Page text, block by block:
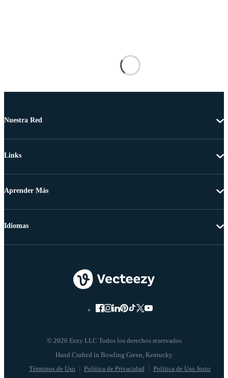
Nuestra Red
Links
Aprender Más
© 2026 Eezy LLC Todos los derechos reservados
Términos de Uso Política de Privacidad Política de Uso Justo
Idiomas